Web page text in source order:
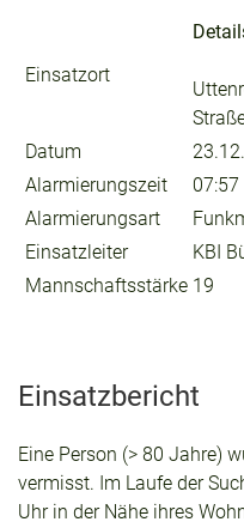
Einsatzort
Datum
Alarmierungszeit
07:57
Alarmierungsart
Einsatzleiter
KBI
Mannschaftsstärke 19
Einsatzbericht
Eine Person (> 80 Jahre)
vermisst. Im Laufe der
Uhr in der Nähe ihres